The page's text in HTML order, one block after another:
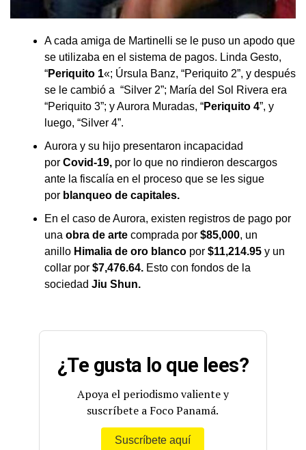
A cada amiga de Martinelli se le puso un apodo que
se utilizaba en el sistema de pagos. Linda Gesto,
“Periquito 1«; Úrsula Banz, “Periquito 2”, y después
se le cambió a “Silver 2”; María del Sol Rivera era
“Periquito 3”; y Aurora Muradas, “Periquito 4”, y
luego, “Silver 4”.
Aurora y su hijo presentaron incapacidad
por Covid-19, por lo que no rindieron descargos
ante la fiscalía en el proceso que se les sigue
por blanqueo de capitales.
En el caso de Aurora, existen registros de pago por
una obra de arte comprada por $85,000, un
anillo Himalia de oro blanco por $11,214.95 y un
collar por $7,476.64. Esto con fondos de la
sociedad Jiu Shun.
¿Te gusta lo que lees?
Apoya el periodismo valiente y
suscríbete a Foco Panamá.
Suscríbete aquí